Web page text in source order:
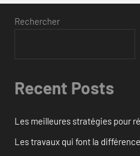
Rechercher
Recent Posts
Les meilleures stratégies pour
Les travaux qui font la